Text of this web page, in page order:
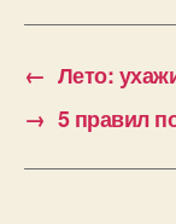
← Лето:
→ 5 правил